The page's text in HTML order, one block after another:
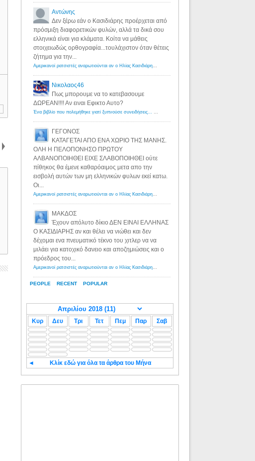
PEOPLE RECENT POPULAR
Αντώνης
Δεν ξέρω εάν ο Κασιδιάρης προέρχεται από
πρόσμιξη διαφορετικών φυλών, αλλά τα δικά σου
ελληνικά είναι για κλάματα. Κοίτα να μάθεις
στοιχειωδώς ορθογραφία...τουλάχιστον όταν θέτεις
ζήτημα για την...
Αμερικανοί ρατσιστές αναρωτιούνται αν ο Ηλίας Κασιδιάρης ανήκει στη λευκή φυλή... - Λόγιος Ερμής
Νικολαος46
Πως μπορουμε να το κατεβασουμε
ΔΩΡΕΑΝ!!!! Αν ειναι Εφικτο Αυτο?
Ένα βιβλίο που πολεμήθηκε γιατί ξυπνούσε συνειδήσεις... - Λόγιος Ερμής | Η γνώση ξεκινάει με την αναζήτηση...
ΓΕΓΟΝΟΣ
ΚΑΤΑΓΕΤΑΙ ΑΠΟ ΕΝΑ ΧΩΡΙΟ ΤΗΣ ΜΑΝΗΣ.
ΟΛΗ Η ΠΕΛΟΠΟΝΗΣΟ ΠΡΩΤΟΥ
ΑΛΒΑΝΟΠΟΙΗΘΕΙ ΕΙΧΕ ΣΛΑΒΟΠΟΙΗΘΕΙ ούτε
πίθηκος θα έμενε καθαρόαιμος μετα απο την
εισβολή αυτών των μη ελληνικών φυλων εκεί κατω.
Οι...
Αμερικανοί ρατσιστές αναρωτιούνται αν ο Ηλίας Κασιδιάρης ανήκει στη λευκή φυλή... - Λόγιος Ερμής
ΜΑΚΔΟΣ
Έχουν απόλυτο δίκιο ΔΕΝ ΕΙΝΑΙ ΕΛΛΗΝΑΣ
Ο ΚΑΣΙΔΙΑΡΗΣ αν και θέλει να νιώθει και δεν
δέχομαι ενα πνευματικό τέκνο του χιτλερ να να
μιλάει για κατοχικό δανειο και αποζημιώσεις και ο
πρόεδρος του...
Αμερικανοί ρατσιστές αναρωτιούνται αν ο Ηλίας Κασιδιάρης ανήκει στη λευκή φυλή... - Λόγιος Ερμής
Κυρ Δευ Τρι Τετ Πεμ Παρ Σαβ
◄ Κλίκ εδώ για όλα τα άρθρα του Μήνα